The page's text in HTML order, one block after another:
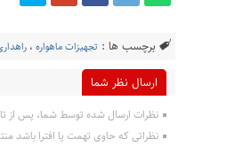
برچسب ها : تجهیزات ماهواره ،
ارسال نظر شما
نظرات ارسال شده توسط شما، پس از
نظراتی که حاوی تهمت یا افترا باشد